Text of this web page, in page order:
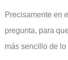
Precisamente en
pregunta, para
más sencillo de lo